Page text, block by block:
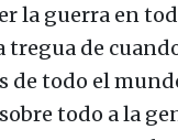
la guerra en
tregua de
de todo el
todo a la